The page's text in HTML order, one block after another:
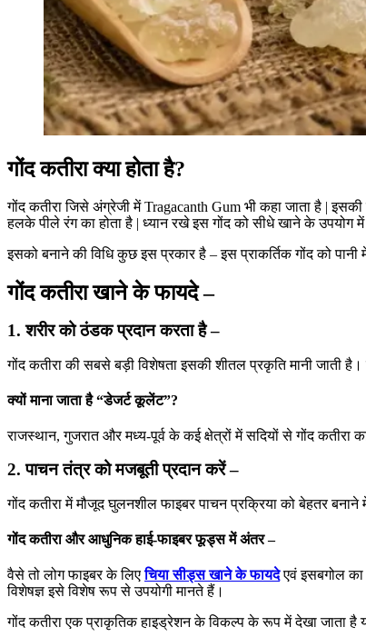
गोंद कतीरा क्या होता है?
गोंद कतीरा जिसे अंग्रेजी में Tragacanth Gum भी कहा जाता है |
हलके पीले रंग का होता है | ध्यान रखे इस गोंद को सीधे खाने के उपयोग में
इसको बनाने की विधि कुछ इस प्रकार है – इस प्राकर्तिक गोंद को
गोंद कतीरा खाने के फायदे –
1. शरीर को ठंडक प्रदान करता है –
गोंद कतीरा की सबसे बड़ी विशेषता इसकी शीतल प्रकृति मानी जाती
क्यों माना जाता है “डेजर्ट कूलेंट”?
राजस्थान, गुजरात और मध्य-पूर्व के कई क्षेत्रों में सदियों से गोंद कतीरा
2. पाचन तंत्र को मजबूती प्रदान करें –
गोंद कतीरा में मौजूद घुलनशील फाइबर पाचन प्रक्रिया को बेहतर
गोंद कतीरा और आधुनिक हाई-फाइबर फूड्स में अंतर –
वैसे तो लोग फाइबर के लिएचिया सीड्स खाने के फायदेएवं इसबगोल का
विशेषज्ञ इसे विशेष रूप से उपयोगी मानते हैं।
गोंद कतीरा एक प्राकृतिक हाइड्रेशन के विकल्प के रूप में देखा जाता है